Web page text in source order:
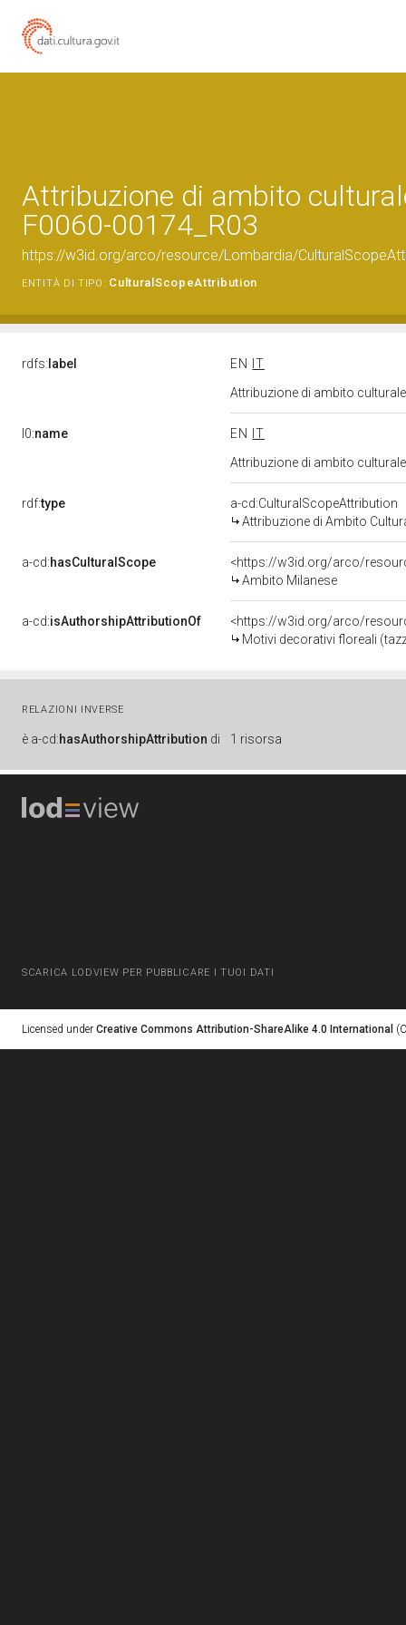
Attribuzione di ambito
F0060-00174_R03
https://w3id.org/arco/resource/Lombardia/
ENTITÀ DI TIPO: CulturalScopeAttribution
rdfs: label EN
IT
Attribuzione di ambito
l0:name EN
IT
Attribuzione di ambito
rdf:type
a-cd:CulturalScopeAttribution
Attribuzione di Ambito
a-cd:hasCulturalScope
<https://w3id.org/arco/
Ambito Milanese
a-cd:isAuthorshipAttributionOf
<https://w3id.org/arco/
Motivi decorativi floreali
RELAZIONI INVERSE
è a-cd:hasAuthorshipAttribution di 1 risorsa
SCARICA LODVIEW PER PUBBLICARE I TUOI DATI
Licensed under Creative Commons Attribution-ShareAlike 4.0 International